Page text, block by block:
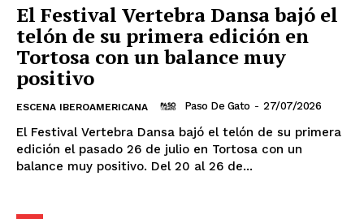
El Festival Vertebra Dansa bajó el
telón de su primera edición en
Tortosa con un balance muy
positivo
ESCENA IBEROAMERICANA Paso De Gato - 27/07/2026
El Festival Vertebra Dansa bajó el telón de su primera
edición el pasado 26 de julio en Tortosa con un
balance muy positivo. Del 20 al 26 de...